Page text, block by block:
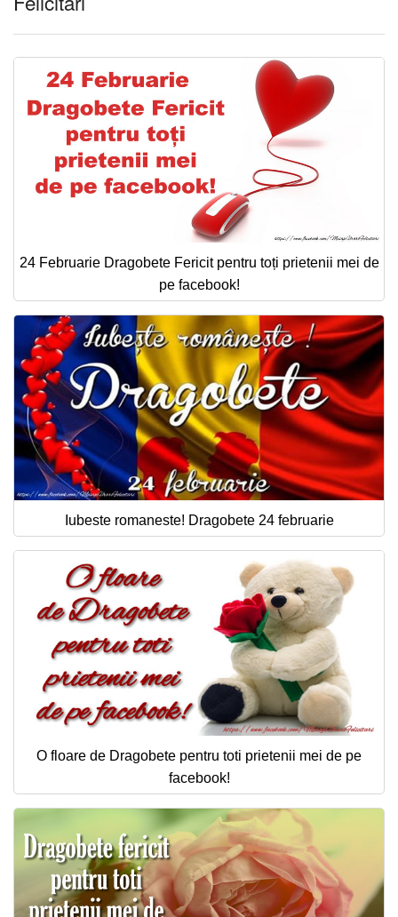
24 Februarie Dragobete Fericit pentru toți prietenii mei de
pe facebook!
Iubeste romaneste! Dragobete 24 februarie
O floare de Dragobete pentru toti prietenii mei de pe
facebook!